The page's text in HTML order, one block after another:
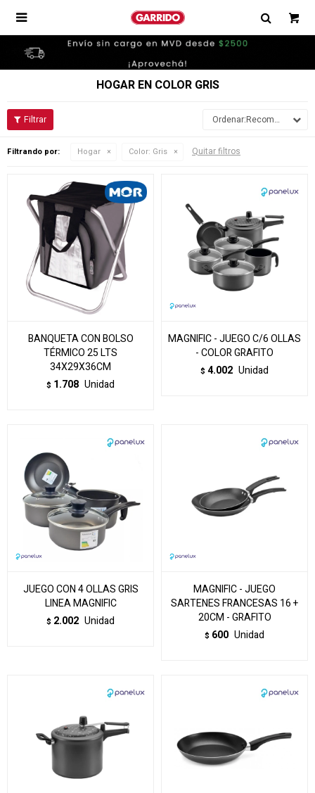

HOGAR EN COLOR GRIS
Recomendados
Filtrando por: Hogar Color: Gris Quitar filtros
BANQUETA CON BOLSO
TÉRMICO 25 LTS
34X29X36CM
$ 1.708 Unidad
MAGNIFIC - JUEGO C/6 OLLAS
- COLOR GRAFITO
$ 4.002 Unidad
JUEGO CON 4 OLLAS GRIS
LINEA MAGNIFIC
$ 2.002 Unidad
MAGNIFIC - JUEGO
SARTENES FRANCESAS 16 +
20CM - GRAFITO
$ 600 Unidad